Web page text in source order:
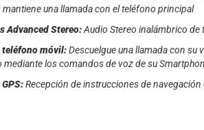
una llamada con el teléfono principal
Advanced Stereo:Audio Stereo inalámbrico
teléfono móvil:Descuelgue una llamada con su
los comandos de voz de su
Recepción de instrucciones de navegación